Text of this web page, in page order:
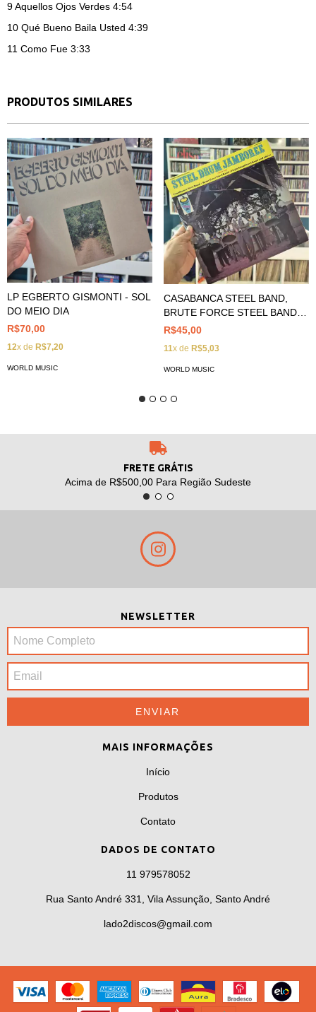
9Aquellos Ojos Verdes 4:54
10 Qué Bueno Baila Usted 4:39
11 Como Fue 3:33
PRODUTOS SIMILARES
LP EGBERTO GISMONTI - SOL
DO MEIO DIA
R$70,00
12x de R$7,20
WORLD MUSIC
CASABANCA STEEL BAND,
BRUTE FORCE STEEL BAND,
VIRGIN ISLAND STEEL BAND -
R$45,00
11x de R$5,03
WORLD MUSIC
FRETE GRÁTIS
Acima de R$500,00 Para Região Sudeste
NEWSLETTER
MAIS INFORMAÇÕES
Início
Produtos
Contato
DADOS DE CONTATO
11 979578052
Rua Santo André 331, Vila Assunção, Santo André
lado2discos@gmail.com